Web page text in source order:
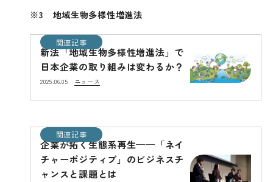
※3 地域生物多様性増進法
関連記事
新法「地域生物多様性増進法」で
日本企業の取り組みは変わるか？
2025.06.05 ニュース
関連記事
企業が拓く生態系再生——「ネイ
チャーポジティブ」のビジネスチ
ャンスと課題とは